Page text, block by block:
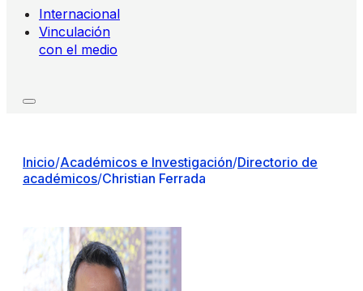
Internacional
Vinculación
con el medio
Inicio/Académicos e Investigación/Directorio de
académicos/Christian Ferrada